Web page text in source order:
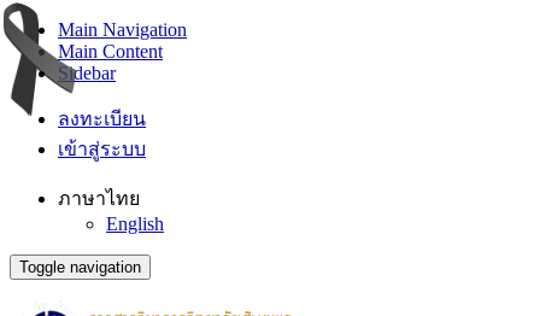
Main Navigation
Main Content
Sidebar
ลงทะเบียน
เข้าสู่ระบบ
ภาษาไทย
English
Toggle navigation